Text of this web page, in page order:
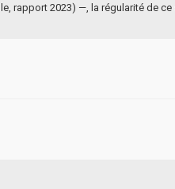
rapport 2023) —, la régularité de